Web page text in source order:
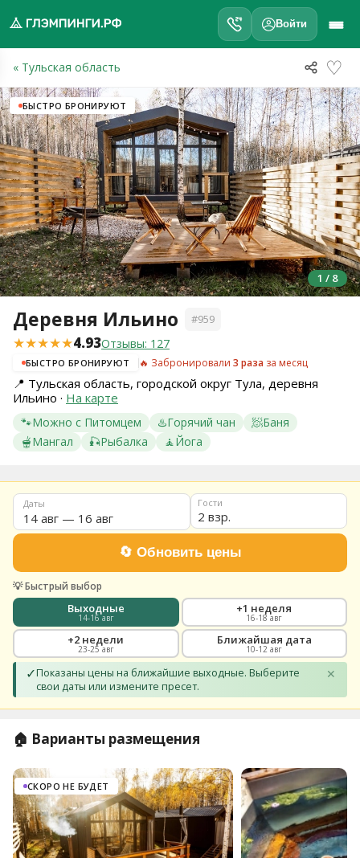
Войти
Мои
Подарочные
сертификаты
« Тульская область ♡
БЫСТРО БРОНИРУЮТ
1 / 8
Деревня Ильино #959
★★★★★4.93Отзывы: 127
БЫСТРО БРОНИРУЮТ 🔥 Забронировали3 раза за месяц
📍 Тульская область, городской округ Тула, деревня
Ильино · На карте
🐾Можно с Питомцем ♨️Горячий чан 🧖Баня
🫕Мангал 🎣Рыбалка 🧘Йога
Даты Гости
2 взр.
💡 Быстрый выбор
Выходные
14-16 авг
+1 неделя
16-18 авг
+2 недели
23-25 авг
Ближайшая дата
10-12 авг
✓Показаны цены на ближайшие выходные. Выберите
свои даты или измените пресет.
✕
🏠 Варианты размещения
СКОРО НЕ БУДЕТ